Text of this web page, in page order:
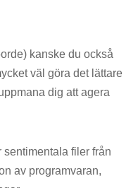
kanske du också
väl göra det lättare
dig att agera
filer från
av programvaran,